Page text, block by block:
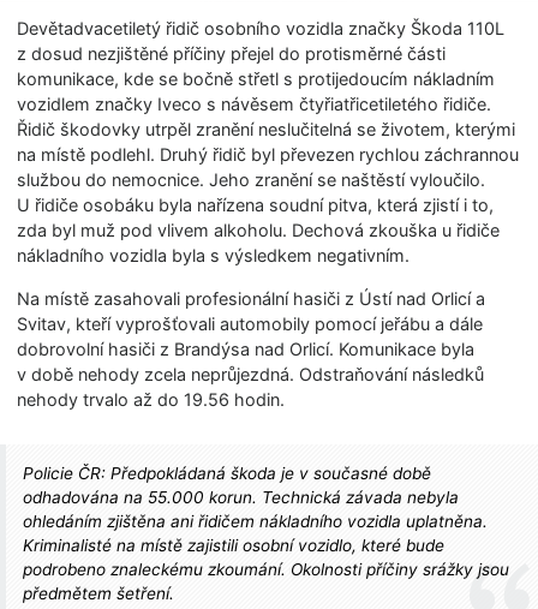
Devětadvacetiletý řidič osobního vozidla značky Škoda 110L
z dosud nezjištěné příčiny přejel do protisměrné části
komunikace, kde se bočně střetl s protijedoucím nákladním
vozidlem značky Iveco s návěsem čtyřiatřicetiletého řidiče.
Řidič škodovky utrpěl zranění neslučitelná se životem, kterými
na místě podlehl. Druhý řidič byl převezen rychlou záchrannou
službou do nemocnice. Jeho zranění se naštěstí vyloučilo.
U řidiče osobáku byla nařízena soudní pitva, která zjistí i to,
zda byl muž pod vlivem alkoholu. Dechová zkouška u řidiče
nákladního vozidla byla s výsledkem negativním.
Na místě zasahovali profesionální hasiči z Ústí nad Orlicí a
Svitav, kteří vyprošťovali automobily pomocí jeřábu a dále
dobrovolní hasiči z Brandýsa nad Orlicí. Komunikace byla
v době nehody zcela neprůjezdná. Odstraňování následků
nehody trvalo až do 19.56 hodin.
Policie ČR: Předpokládaná škoda je v současné době
odhadována na 55.000 korun. Technická závada nebyla
ohledáním zjištěna ani řidičem nákladního vozidla uplatněna.
Kriminalisté na místě zajistili osobní vozidlo, které bude
podrobeno znaleckému zkoumání. Okolnosti příčiny srážky jsou
předmětem šetření.